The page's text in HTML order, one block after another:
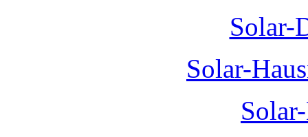
Solar-
Solar-